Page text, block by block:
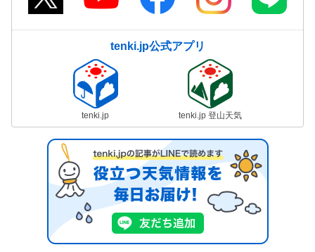
tenki.jp公式アプリ
tenki.jp tenki.jp 登山天気